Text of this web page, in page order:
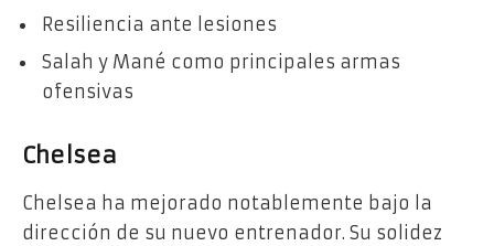
Resiliencia ante lesiones
Salah y Mané como principales armas
ofensivas
Chelsea
Chelsea ha mejorado notablemente bajo la
dirección de su nuevo entrenador. Su solidez